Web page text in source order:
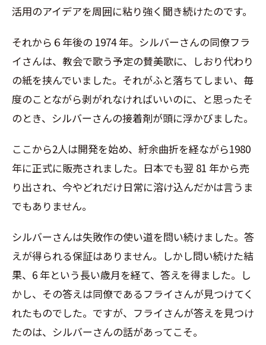
活用のアイデアを周囲に粘り強く聞き続けたのです。
それから６年後の 1974年。シルバーさんの同僚フラ
イさんは、教会で歌う予定の賛美歌に、しおり代わり
の紙を挟んでいました。それがふと落ちてしまい、毎
度のことながら剥がれなければいいのに、と思ったそ
のとき、シルバーさんの接着剤が頭に浮かびました。
ここから2人は開発を始め、紆余曲折を経ながら1980
年に正式に販売されました。日本でも翌 81 年から売
り出され、今やどれだけ日常に溶け込んだかは言うま
でもありません。
シルバーさんは失敗作の使い道を問い続けました。答
えが得られる保証はありません。しかし問い続けた結
果、 6 年という長い歳月を経て、答えを得ました。し
かし、その答えは同僚であるフライさんが見つけてく
れたものでした。ですが、フライさんが答えを見つけ
たのは、シルバーさんの話があってこそ。